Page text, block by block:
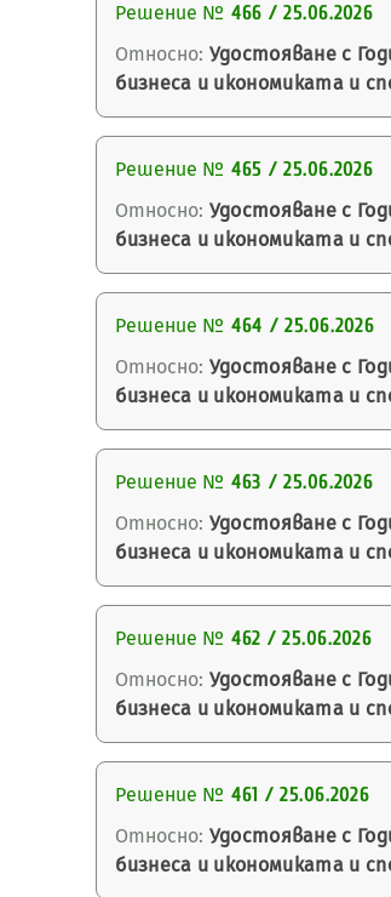
Решение № 466 / 25.06.2026
Относно: Удостояване с
бизнеса и икономиката и
Решение № 465 / 25.06.2026
Относно: Удостояване с
бизнеса и икономиката и
Решение № 464 / 25.06.2026
Относно: Удостояване с
бизнеса и икономиката и
Решение № 463 / 25.06.2026
Относно: Удостояване с
бизнеса и икономиката и
Решение № 462 / 25.06.2026
Относно: Удостояване с
бизнеса и икономиката и
Решение № 461 / 25.06.2026
Относно: Удостояване с
бизнеса и икономиката и